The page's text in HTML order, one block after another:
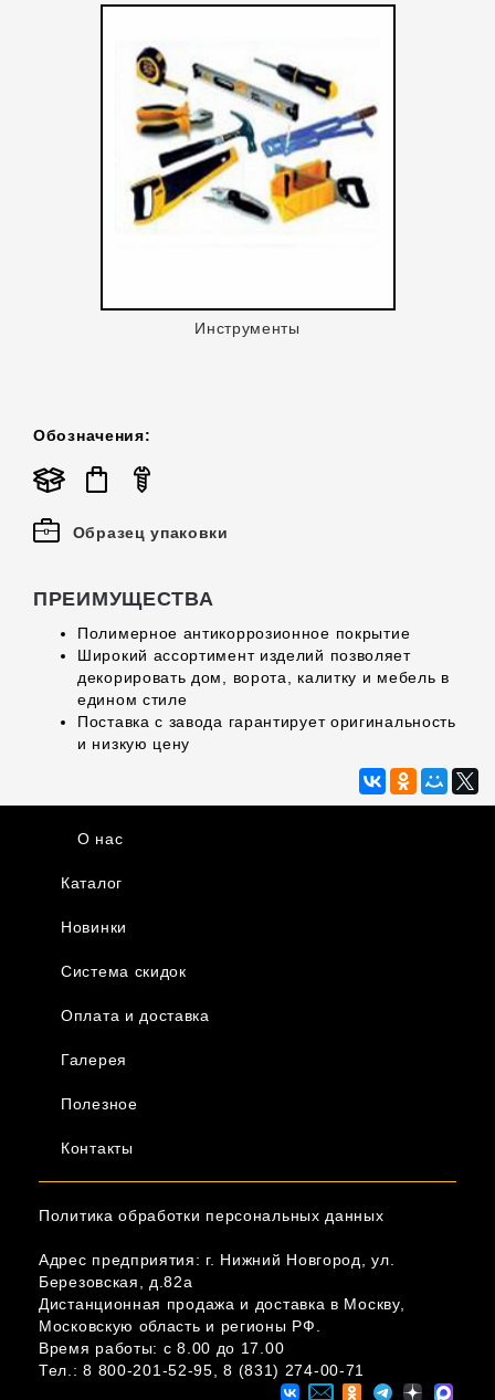
Инструменты
Обозначения:
Образец упаковки
ПРЕИМУЩЕСТВА
Полимерное антикоррозионное покрытие
Широкий ассортимент изделий позволяет
декорировать дом, ворота, калитку и мебель в
едином стиле
Поставка с завода гарантирует оригинальность
и низкую цену
О нас
Каталог
Новинки
Система скидок
Оплата и доставка
Галерея
Полезное
Контакты
Политика обработки персональных данных
Адрес предприятия: г. Нижний Новгород, ул.
Березовская, д.82а
Дистанционная продажа и доставка в Москву,
Московскую область и регионы РФ.
Время работы: c 8.00 до 17.00
Тел.:8 800-201-52-95 ,8 (831) 274-00-71